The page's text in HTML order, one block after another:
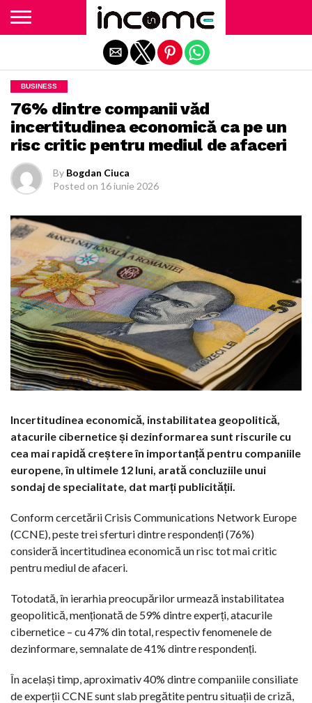
BUSINESS
76% dintre companii văd
incertitudinea economică ca pe un
risc critic pentru mediul de afaceri
By Bogdan Ciuca
Posted on 16 iunie 2026
Incertitudinea economică, instabilitatea geopolitică,
atacurile cibernetice și dezinformarea sunt riscurile cu
cea mai rapidă creștere în importanță pentru companiile
europene, în ultimele 12 luni, arată concluziile unui
sondaj de specialitate, dat marți publicității.
Conform cercetării Crisis Communications Network Europe
(CCNE), peste trei sferturi dintre respondenți (76%)
consideră incertitudinea economică un risc tot mai critic
pentru mediul de afaceri.
Totodată, în ierarhia preocupărilor urmează instabilitatea
geopolitică, menționată de 59% dintre experți, atacurile
cibernetice – cu 47% din total, respectiv fenomenele de
dezinformare, semnalate de 41% dintre respondenți.
În același timp, aproximativ 40% dintre companiile consiliate
de experții CCNE sunt slab pregătite pentru situații de criză,
Exit mobile version